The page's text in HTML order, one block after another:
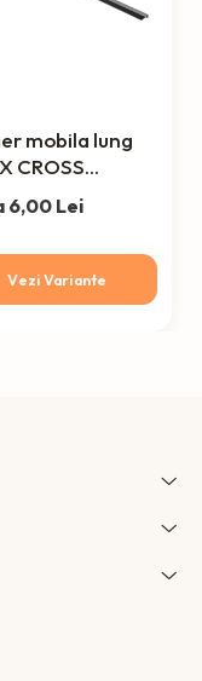
mobila lung
CROSS
negru mat
6,00 Lei
Vezi Variante